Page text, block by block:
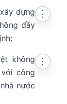
dựng
đầy
⋮
không
công
nước
⋮